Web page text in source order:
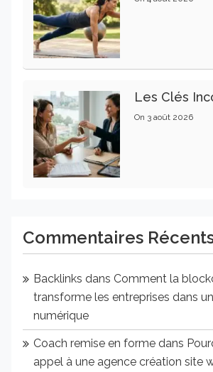
On 3 août 2026
Commentaires
Backlinks dans Comment la
transforme les entreprises dans
numérique
Coach remise en forme dans
appel à une agence création site